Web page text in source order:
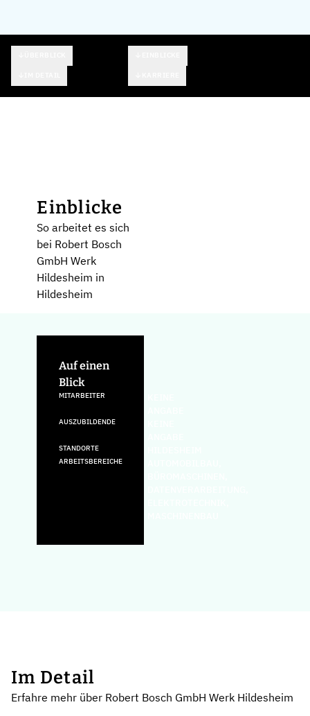
Einblicke
So arbeitet es sich
bei Robert Bosch
GmbH Werk
Hildesheim in
Hildesheim
Auf einen
Blick
MITARBEITER
AUSZUBILDENDE
STANDORTE
ARBEITSBEREICHE
Im Detail
Erfahre mehr über Robert Bosch GmbH Werk Hildesheim